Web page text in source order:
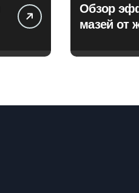
Обзор
мазей от